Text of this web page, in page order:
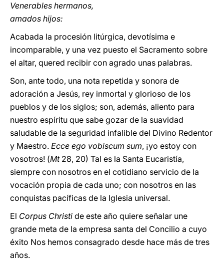
Venerables hermanos,
amados hijos:
Acabada la procesión litúrgica, devotísima e
incomparable, y una vez puesto el Sacramento sobre
el altar, quered recibir con agrado unas palabras.
Son, ante todo, una nota repetida y sonora de
adoración a Jesús, rey inmortal y glorioso de los
pueblos y de los siglos; son, además, aliento para
nuestro espíritu que sabe gozar de la suavidad
saludable de la seguridad infalible del Divino Redentor
y Maestro. Ecce ego vobiscum sum, ¡yo estoy con
vosotros! (Mt28, 20) Tal es la Santa Eucaristía,
siempre con nosotros en el cotidiano servicio de la
vocación propia de cada uno; con nosotros en las
conquistas pacíficas de la Iglesia universal.
El Corpus Christi de este año quiere señalar une
grande meta de la empresa santa del Concilio a cuyo
éxito Nos hemos consagrado desde hace más de tres
años.